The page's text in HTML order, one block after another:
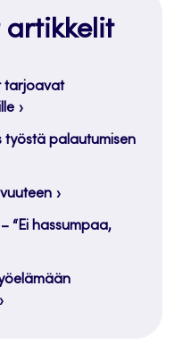
artikkelit
tarjoavat
työstä palautumisen
“Ei hassumpaa,